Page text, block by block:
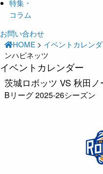
特集・
コラム
お問い合わせ
HOME > イベントカレン
ンハピネッツ
イベントカレンダー
茨城ロボッツ VS 秋田
Bリーグ 2025-26シーズン